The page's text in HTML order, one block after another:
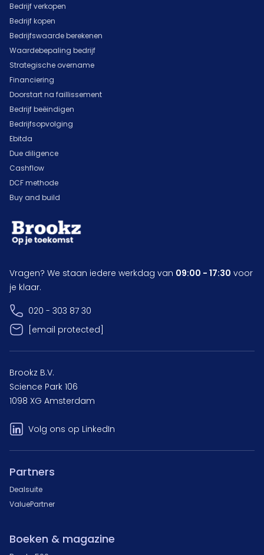
Bedrijf verkopen
Bedrijf kopen
Bedrijfswaarde berekenen
Waardebepaling bedrijf
Strategische overname
Financiering
Doorstart na faillissement
Bedrijf beëindigen
Bedrijfsopvolging
Ebitda
Due diligence
Cashflow
DCF methode
Buy and build
Vragen? We staan iedere werkdag van 09:00 - 17:30 voor
je klaar.
020 - 303 87 30
[email protected]
Brookz B.V.
Science Park 106
1098 XG Amsterdam
Volg ons op LinkedIn
Partners
Dealsuite
ValuePartner
Boeken & magazine